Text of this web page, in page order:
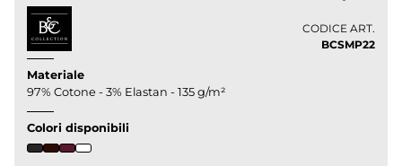
CODICE ART.
BCSMP22
Materiale
97% Cotone - 3% Elastan - 135 g/m²
Colori disponibili